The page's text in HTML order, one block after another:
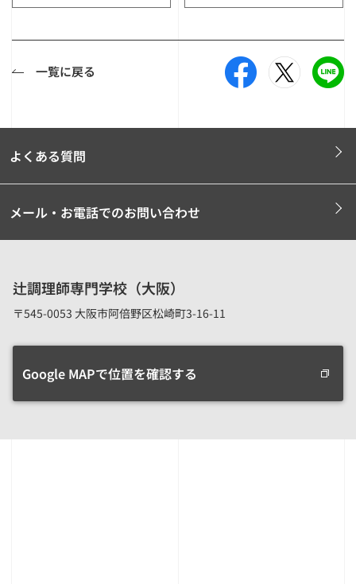
一覧に戻る
よくある質問
メール・お電話でのお問い合わせ
辻調理師専門学校（大阪）
〒545-0053 大阪市阿倍野区松崎町3-16-11
Google MAPで位置を確認する